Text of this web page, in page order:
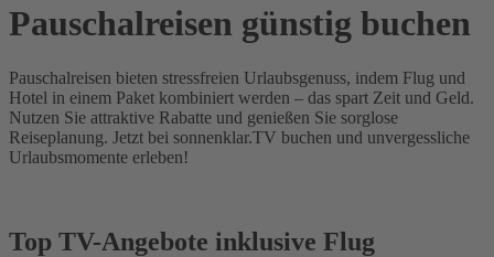
Pauschalreisen günstig buchen
Pauschalreisen bieten stressfreien Urlaubsgenuss, indem Flug und
Hotel in einem Paket kombiniert werden – das spart Zeit und Geld.
Nutzen Sie attraktive Rabatte und genießen Sie sorglose
Reiseplanung. Jetzt bei sonnenklar.TV buchen und unvergessliche
Urlaubsmomente erleben!
Top TV-Angebote inklusive Flug